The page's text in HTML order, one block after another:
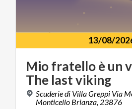
13/08/
Miofratelloèun
The lastviking
Scuderie di Villa Greppi Via
Monticello Brianza, 23876